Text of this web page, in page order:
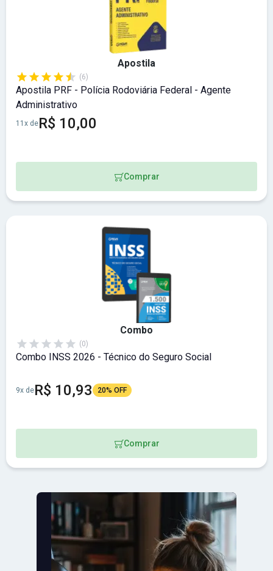
Apostila
(6)
Apostila PRF - Polícia Rodoviária Federal - Agente
Administrativo
11x deR$ 10,00
Comprar
Combo
(0)
Combo INSS 2026 - Técnico do Seguro Social
9x deR$ 10,93 20% OFF
Comprar